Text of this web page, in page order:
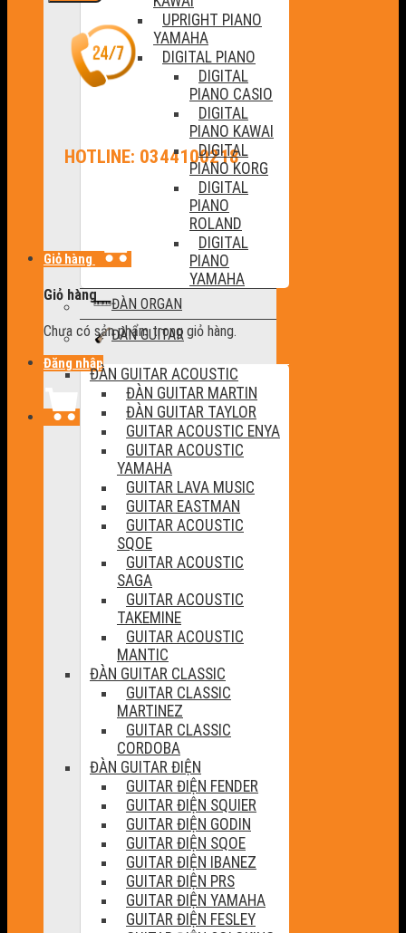
HOTLINE: 0344100218
Giỏ hàng
Giỏ hàng
Chưa có sản phẩm trong giỏ hàng.
Đăng nhập
UPRIGHT PIANO
YAMAHA
DIGITAL PIANO
DIGITAL
PIANO CASIO
DIGITAL
PIANO KAWAI
DIGITAL
PIANO KORG
DIGITAL
PIANO
ROLAND
DIGITAL
PIANO
YAMAHA
ĐÀN ORGAN
ĐÀN GUITAR
ĐÀN GUITAR ACOUSTIC
ĐÀN GUITAR MARTIN
ĐÀN GUITAR TAYLOR
GUITAR ACOUSTIC ENYA
GUITAR ACOUSTIC
YAMAHA
GUITAR LAVA MUSIC
GUITAR EASTMAN
GUITAR ACOUSTIC
SQOE
GUITAR ACOUSTIC
SAGA
GUITAR ACOUSTIC
TAKEMINE
GUITAR ACOUSTIC
MANTIC
ĐÀN GUITAR CLASSIC
GUITAR CLASSIC
MARTINEZ
GUITAR CLASSIC
CORDOBA
ĐÀN GUITAR ĐIỆN
GUITAR ĐIỆN FENDER
GUITAR ĐIỆN SQUIER
GUITAR ĐIỆN GODIN
GUITAR ĐIỆN SQOE
GUITAR ĐIỆN IBANEZ
GUITAR ĐIỆN PRS
GUITAR ĐIỆN YAMAHA
GUITAR ĐIỆN FESLEY